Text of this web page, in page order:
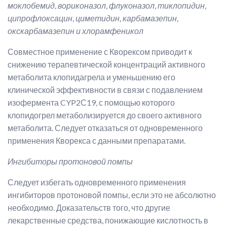
моклобемид, вориконазол, флуконазол, тиклопидин,
ципрофлоксацин, циметидин, карбамазепин,
окскарбамазепин и хлорамфеникол
Совместное применение с Кворексом приводит к
снижению терапевтической концентраций активного
метаболита клопидагрела и уменьшению его
клинической эффективности в связи с подавлением
изофермента CYP2С19, с помощью которого
клопидогрел метаболизируется до своего активного
метаболита. Следует отказаться от одновременного
применения Кворекса с данными препаратами.
Ингибиторы протоновой помпы
Следует избегать одновременного применения
ингибиторов протоновой помпы, если это не абсолютно
необходимо. Доказательств того, что другие
лекарственные средства, понижающие кислотность в